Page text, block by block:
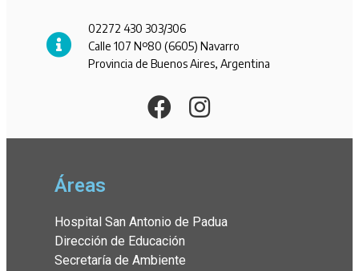
02272 430 303/306
Calle 107 Nº80 (6605) Navarro
Provincia de Buenos Aires, Argentina
Áreas
Hospital San Antonio de Padua
Dirección de Educación
Secretaría de Ambiente